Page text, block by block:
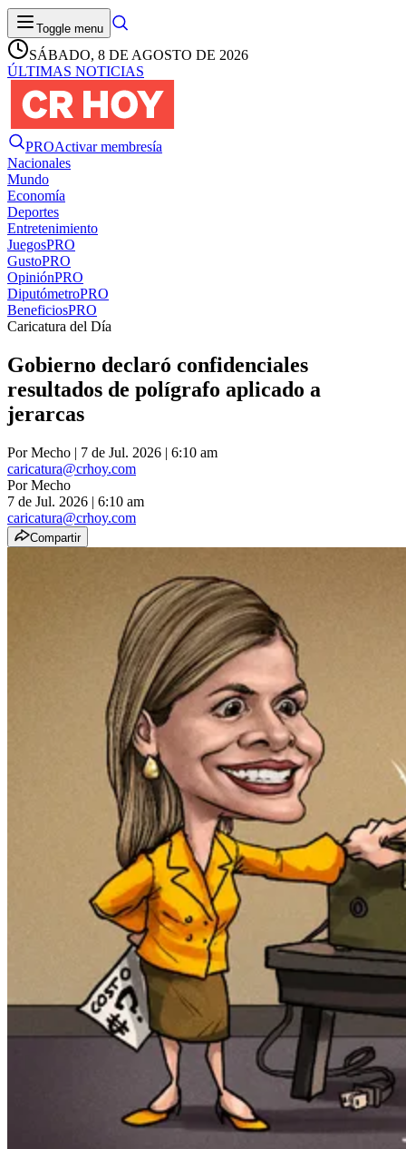
Toggle menu
SÁBADO, 8 DE AGOSTO DE 2026
ÚLTIMAS NOTICIAS
PROActivar membresía
Nacionales
Mundo
Economía
Deportes
Entretenimiento
JuegosPRO
GustoPRO
OpiniónPRO
DiputómetroPRO
BeneficiosPRO
Caricatura del Día
Gobierno declaró confidenciales
resultados de polígrafo aplicado a
jerarcas
PorMecho | 7 de Jul. 2026 | 6:10 am
caricatura@crhoy.com
PorMecho
7 de Jul. 2026 | 6:10 am
caricatura@crhoy.com
Compartir